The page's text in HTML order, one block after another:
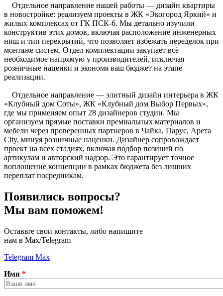
Отдельное направление нашей работы — дизайн квартиры
в новостройке: реализуем проекты в ЖК «Экогород Яркий» и
жилых комплексах от ГК ПСК-6. Мы детально изучили
конструктив этих домов, включая расположение инженерных
ниш и тип перекрытий, что позволяет избежать переделок при
монтаже систем. Отдел комплектации закупает всё
необходимое напрямую у производителей, исключая
розничные наценки и экономя ваш бюджет на этапе
реализации.
Отдельное направление — элитный дизайн интерьера в ЖК
«Клубный дом Соты», ЖК «Клубный дом Выбор Первых»,
где мы применяем опыт 28 дизайнеров студии. Мы
организуем прямые поставки премиальных материалов и
мебели через проверенных партнеров в Чайка, Парус, Арета
City, минуя розничные наценки. Дизайнер сопровождает
проект на всех стадиях, включая подбор позиций по
артикулам и авторский надзор. Это гарантирует точное
воплощение концепции в рамках бюджета без лишних
переплат посредникам.
Появились вопросы?
Мы вам поможем!
Оставьте свои контакты, либо напишите
нам в Max/Telegram
Telegram Max
Имя *